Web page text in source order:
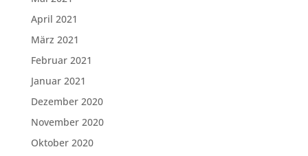
April 2021
März 2021
Februar 2021
Januar 2021
Dezember 2020
November 2020
Oktober 2020